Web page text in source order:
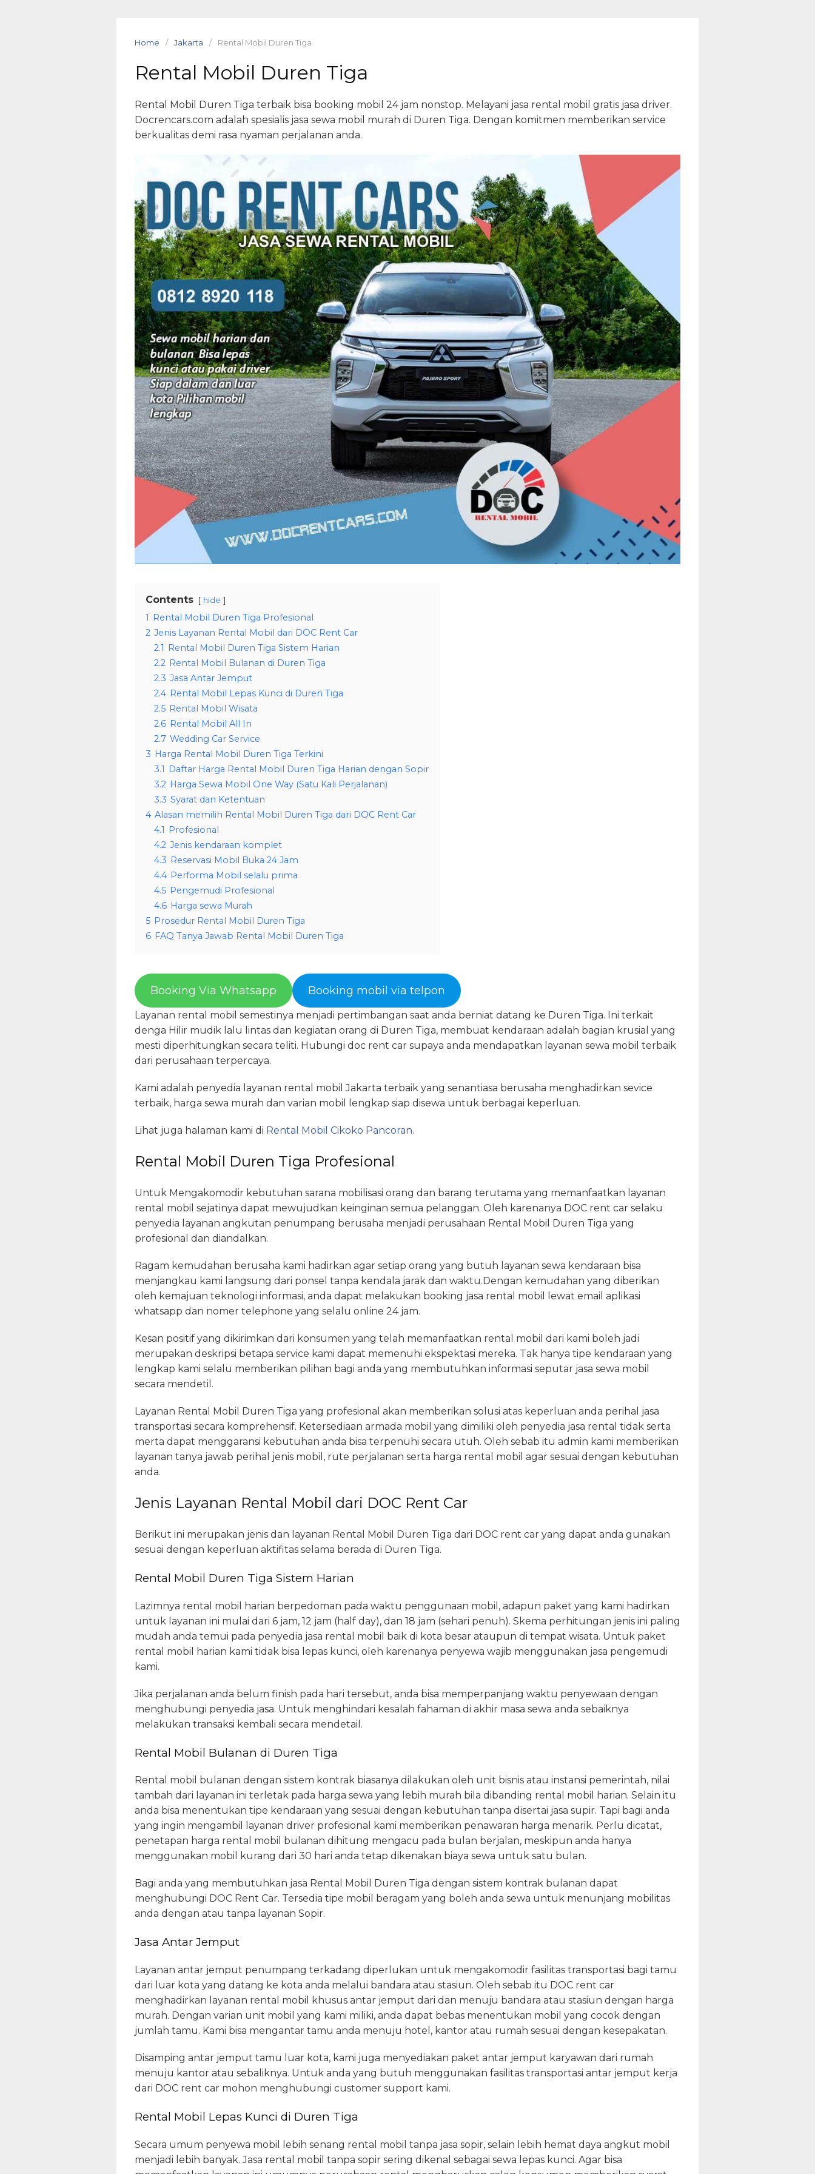
Home Jakarta Rental Mobil Duren Tiga
Rental Mobil Duren Tiga
Rental Mobil Duren Tiga terbaik bisa booking mobil 24 jam nonstop. Melayani jasa rental mobil gratis jasa driver.
Docrencars.com adalah spesialis jasa sewa mobil murah di Duren Tiga. Dengan komitmen memberikan service
berkualitas demi rasa nyaman perjalanan anda.
Contents hide
1 Rental Mobil Duren Tiga Profesional
2 Jenis Layanan Rental Mobil dari DOC Rent Car
2.1 Rental Mobil Duren Tiga Sistem Harian
2.2 Rental Mobil Bulanan di Duren Tiga
2.3 Jasa Antar Jemput
2.4 Rental Mobil Lepas Kunci di Duren Tiga
2.5 Rental Mobil Wisata
2.6 Rental Mobil All In
2.7 Wedding Car Service
3 Harga Rental Mobil Duren Tiga Terkini
3.1 Daftar Harga Rental Mobil Duren Tiga Harian dengan Sopir
3.2 Harga Sewa Mobil One Way (Satu Kali Perjalanan)
3.3 Syarat dan Ketentuan
4 Alasan memilih Rental Mobil Duren Tiga dari DOC Rent Car
4.1 Profesional
4.2 Jenis kendaraan komplet
4.3 Reservasi Mobil Buka 24 Jam
4.4 Performa Mobil selalu prima
4.5 Pengemudi Profesional
4.6 Harga sewa Murah
5 Prosedur Rental Mobil Duren Tiga
6 FAQ Tanya Jawab Rental Mobil Duren Tiga
Booking Via Whatsapp Booking mobil via telpon
Layanan rental mobil semestinya menjadi pertimbangan saat anda berniat datang ke Duren Tiga. Ini terkait
denga Hilir mudik lalu lintas dan kegiatan orang di Duren Tiga, membuat kendaraan adalah bagian krusial yang
mesti diperhitungkan secara teliti. Hubungi doc rent car supaya anda mendapatkan layanan sewa mobil terbaik
dari perusahaan terpercaya.
Kami adalah penyedia layanan rental mobil Jakarta terbaik yang senantiasa berusaha menghadirkan sevice
terbaik, harga sewa murah dan varian mobil lengkap siap disewa untuk berbagai keperluan.
Lihat juga halaman kami di Rental Mobil Cikoko Pancoran.
Rental Mobil Duren Tiga Profesional
Untuk Mengakomodir kebutuhan sarana mobilisasi orang dan barang terutama yang memanfaatkan layanan
rental mobil sejatinya dapat mewujudkan keinginan semua pelanggan. Oleh karenanya DOC rent car selaku
penyedia layanan angkutan penumpang berusaha menjadi perusahaan Rental Mobil Duren Tiga yang
profesional dan diandalkan.
Ragam kemudahan berusaha kami hadirkan agar setiap orang yang butuh layanan sewa kendaraan bisa
menjangkau kami langsung dari ponsel tanpa kendala jarak dan waktu.Dengan kemudahan yang diberikan
oleh kemajuan teknologi informasi, anda dapat melakukan booking jasa rental mobil lewat email aplikasi
whatsapp dan nomer telephone yang selalu online 24 jam.
Kesan positif yang dikirimkan dari konsumen yang telah memanfaatkan rental mobil dari kami boleh jadi
merupakan deskripsi betapa service kami dapat memenuhi ekspektasi mereka. Tak hanya tipe kendaraan yang
lengkap kami selalu memberikan pilihan bagi anda yang membutuhkan informasi seputar jasa sewa mobil
secara mendetil.
Layanan Rental Mobil Duren Tiga yang profesional akan memberikan solusi atas keperluan anda perihal jasa
transportasi secara komprehensif. Ketersediaan armada mobil yang dimiliki oleh penyedia jasa rental tidak serta
merta dapat menggaransi kebutuhan anda bisa terpenuhi secara utuh. Oleh sebab itu admin kami memberikan
layanan tanya jawab perihal jenis mobil, rute perjalanan serta harga rental mobil agar sesuai dengan kebutuhan
anda.
Jenis Layanan Rental Mobil dari DOC Rent Car
Berikut ini merupakan jenis dan layanan Rental Mobil Duren Tiga dari DOC rent car yang dapat anda gunakan
sesuai dengan keperluan aktifitas selama berada di Duren Tiga.
Rental Mobil Duren Tiga Sistem Harian
Lazimnya rental mobil harian berpedoman pada waktu penggunaan mobil, adapun paket yang kami hadirkan
untuk layanan ini mulai dari 6 jam, 12 jam (half day), dan 18 jam (sehari penuh). Skema perhitungan jenis ini paling
mudah anda temui pada penyedia jasa rental mobil baik di kota besar ataupun di tempat wisata. Untuk paket
rental mobil harian kami tidak bisa lepas kunci, oleh karenanya penyewa wajib menggunakan jasa pengemudi
kami.
Jika perjalanan anda belum finish pada hari tersebut, anda bisa memperpanjang waktu penyewaan dengan
menghubungi penyedia jasa. Untuk menghindari kesalah fahaman di akhir masa sewa anda sebaiknya
melakukan transaksi kembali secara mendetail.
Rental Mobil Bulanan di Duren Tiga
Rental mobil bulanan dengan sistem kontrak biasanya dilakukan oleh unit bisnis atau instansi pemerintah, nilai
tambah dari layanan ini terletak pada harga sewa yang lebih murah bila dibanding rental mobil harian. Selain itu
anda bisa menentukan tipe kendaraan yang sesuai dengan kebutuhan tanpa disertai jasa supir. Tapi bagi anda
yang ingin mengambil layanan driver profesional kami memberikan penawaran harga menarik. Perlu dicatat,
penetapan harga rental mobil bulanan dihitung mengacu pada bulan berjalan, meskipun anda hanya
menggunakan mobil kurang dari 30 hari anda tetap dikenakan biaya sewa untuk satu bulan.
Bagi anda yang membutuhkan jasa Rental Mobil Duren Tiga dengan sistem kontrak bulanan dapat
menghubungi DOC Rent Car. Tersedia tipe mobil beragam yang boleh anda sewa untuk menunjang mobilitas
anda dengan atau tanpa layanan Sopir.
Jasa Antar Jemput
Layanan antar jemput penumpang terkadang diperlukan untuk mengakomodir fasilitas transportasi bagi tamu
dari luar kota yang datang ke kota anda melalui bandara atau stasiun. Oleh sebab itu DOC rent car
menghadirkan layanan rental mobil khusus antar jemput dari dan menuju bandara atau stasiun dengan harga
murah. Dengan varian unit mobil yang kami miliki, anda dapat bebas menentukan mobil yang cocok dengan
jumlah tamu. Kami bisa mengantar tamu anda menuju hotel, kantor atau rumah sesuai dengan kesepakatan.
Disamping antar jemput tamu luar kota, kami juga menyediakan paket antar jemput karyawan dari rumah
menuju kantor atau sebaliknya. Untuk anda yang butuh menggunakan fasilitas transportasi antar jemput kerja
dari DOC rent car mohon menghubungi customer support kami.
Rental Mobil Lepas Kunci di Duren Tiga
Secara umum penyewa mobil lebih senang rental mobil tanpa jasa sopir, selain lebih hemat daya angkut mobil
menjadi lebih banyak. Jasa rental mobil tanpa sopir sering dikenal sebagai sewa lepas kunci. Agar bisa